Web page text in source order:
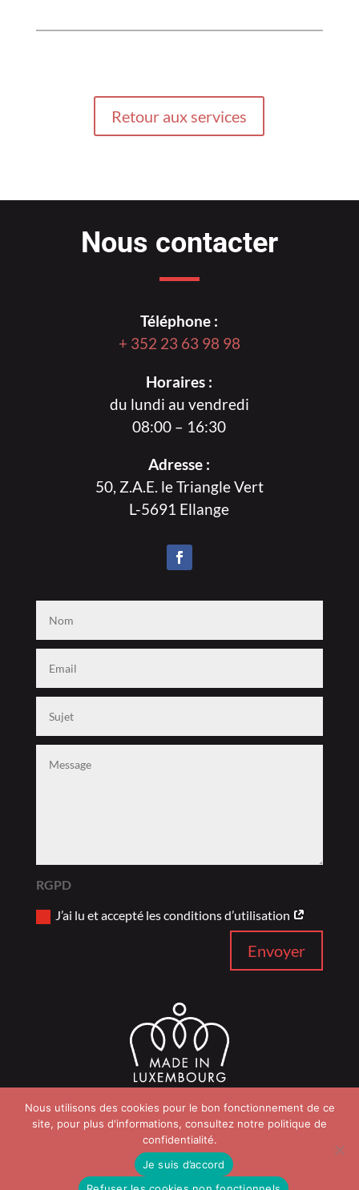
Retour aux services
Nous contacter
Téléphone :
+ 352 23 63 98 98
Horaires :
du lundi au vendredi
08:00 – 16:30
Adresse :
50, Z.A.E. le Triangle Vert
L-5691 Ellange
RGPD
J’ai lu et accepté les conditions d’utilisation
Envoyer
Nous utilisons des cookies pour le bon fonctionnement de ce
site, pour plus d'informations, consultez notre politique de
confidentialité.
Je suis d’accord